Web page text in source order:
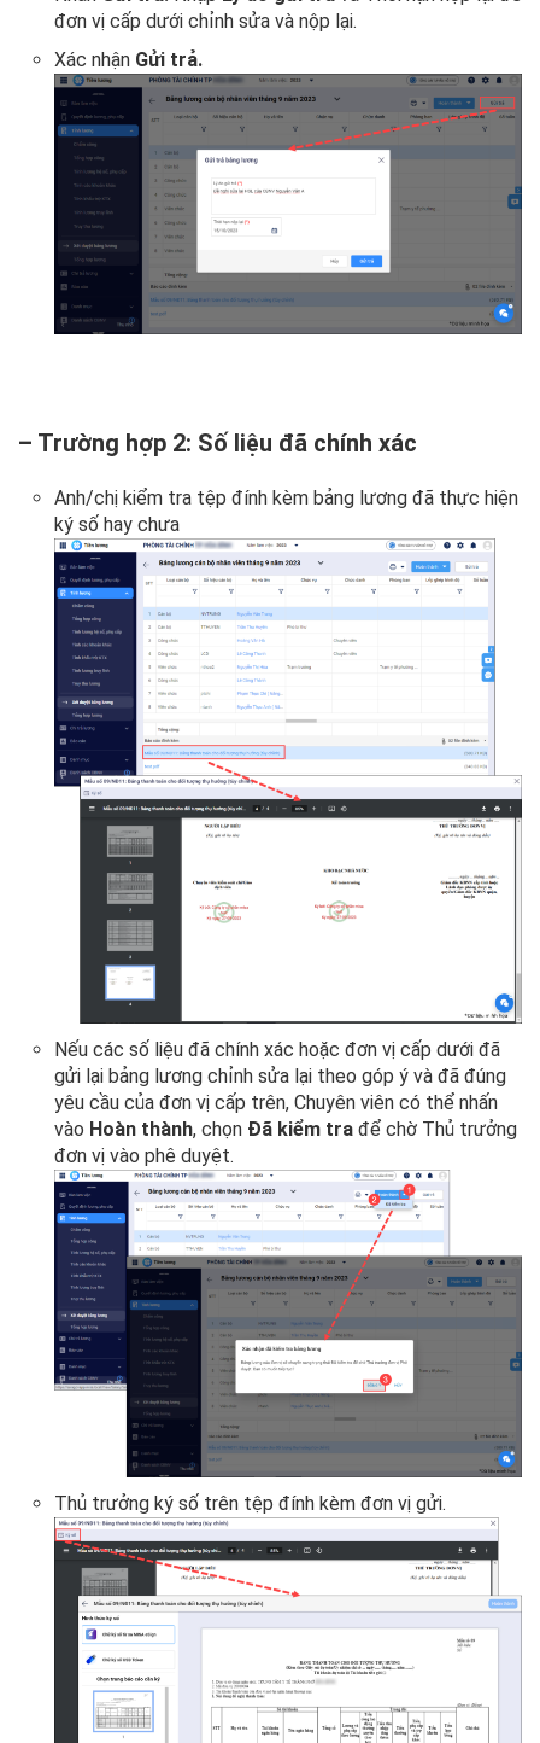
đơn vị cấp dưới chỉnh sửa và nộp lại.
Xác nhận Gửi trả.
– Trường hợp 2: Số liệu đã chính xác
Anh/chị kiểm tra tệp đính kèm bảng lương đã thực hiện
ký số hay chưa
Nếu các số liệu đã chính xác hoặc đơn vị cấp dưới đã
gửi lại bảng lương chỉnh sửa lại theo góp ý và đã đúng
yêu cầu của đơn vị cấp trên, Chuyên viên có thể nhấn
vào Hoàn thành, chọn Đã kiểm tra để chờ Thủ trưởng
đơn vị vào phê duyệt.
Thủ trưởng ký số trên tệp đính kèm đơn vị gửi.